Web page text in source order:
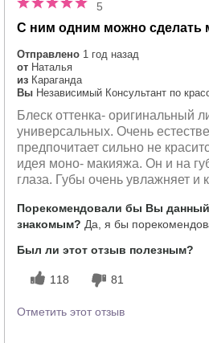
5
С ним одним можно сделать
Отправлено 1 год назад
от Наталья
из Караганда
Вы Независимый Консультант по
Блеск оттенка- оригинальный
универсальных. Очень
предпочитает сильно не
идея моно- макияжа. Он и на
глаза. Губы очень увлажняет и
Порекомендовали бы Вы
знакомым? Да, я бы
Был ли этот отзыв полезным?
118 81
Отметить этот отзыв